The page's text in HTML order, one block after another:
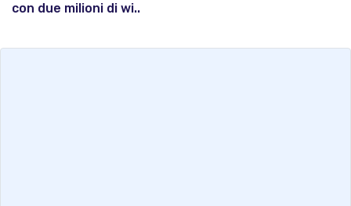
con due milioni di wi..